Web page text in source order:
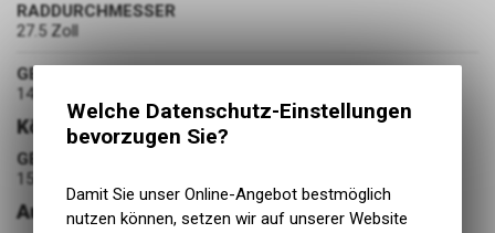
RADDURCHMESSER
27.5 Zoll
GEWICHT
14.1 kg
Körpergrösse
GEEIGNET FÜR KÖRPERGRÖSSE
150 - 160 cm
Ausstattung
Welche Datenschutz-Einstellungen
bevorzugen Sie?
Damit Sie unser Online-Angebot bestmöglich
nutzen können, setzen wir auf unserer Website